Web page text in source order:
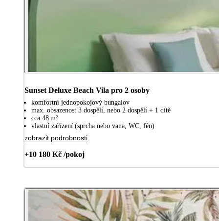
Sunset Deluxe Beach Vila pro 2 osoby
komfortní jednopokojový bungalov
max. obsazenost 3 dospělí, nebo 2 dospělí + 1 dítě
cca 48 m²
vlastní zařízení (sprcha nebo vana, WC, fén)
zobrazit podrobnosti
+10 180 Kč /pokoj